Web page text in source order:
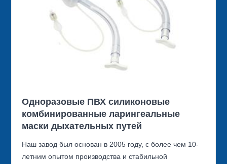
Одноразовые ПВХ силиконовые
комбинированные ларингеальные
маски дыхательных путей
Наш завод был основан в 2005 году, с более чем 10-
летним опытом производства и стабильной